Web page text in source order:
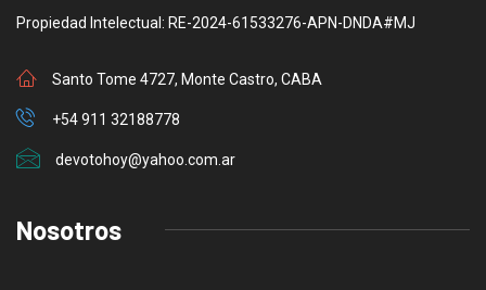
Propiedad Intelectual: RE-2024-61533276-APN-DNDA#MJ
Santo Tome 4727, Monte Castro, CABA
+54 911 32188778
devotohoy@yahoo.com.ar
Nosotros